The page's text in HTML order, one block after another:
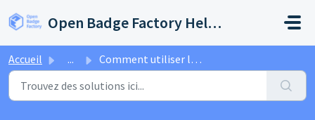
Open Badge Factory Help Center
Accueil ... Comment utiliser l'outil de messagerie dans un Espace ?